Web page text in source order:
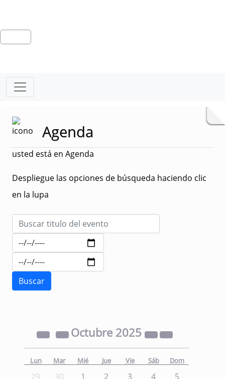
Agenda
usted está en Agenda
Despliegue las opciones de búsqueda haciendo clic
en la lupa
Octubre 2025
Lun Mar Mié Jue Vie Sáb Dom
29 30 1 2 3 4
5